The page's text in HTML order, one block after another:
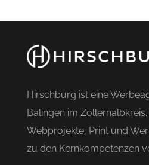
Hirschburg ist eine
Balingen im
Webprojekte, Print und
zu den Kernkompetenzen